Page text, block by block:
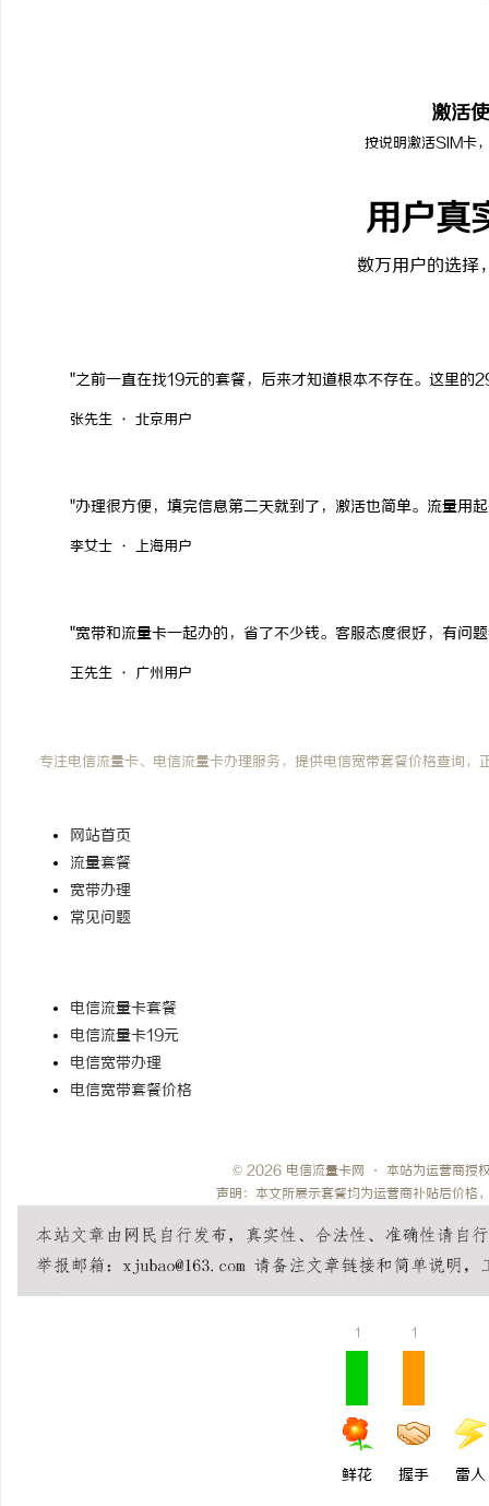
激活
按说明激活SIM卡
用户真
数万用户的选择
"之前一直在找19元的套餐，后来才知道根本不存在。这里
张先生 · 北京用户
"办理很方便，填完信息第二天就到了，激活也简单。流量用
李女士 · 上海用户
"宽带和流量卡一起办的，省了不少钱。客服态度很好，有问
王先生 · 广州用户
专注电信流量卡、电信流量卡办理服务，提供电信宽带套餐价格查询，
网站首页
流量套餐
宽带办理
常见问题
电信流量卡套餐
电信流量卡19元
电信宽带办理
电信宽带套餐价格
© 2026 电信流量卡网 · 本站为运营商授
声明：本文所展示套餐均为运营商补贴后价格
1
鲜花
1
握手 雷人